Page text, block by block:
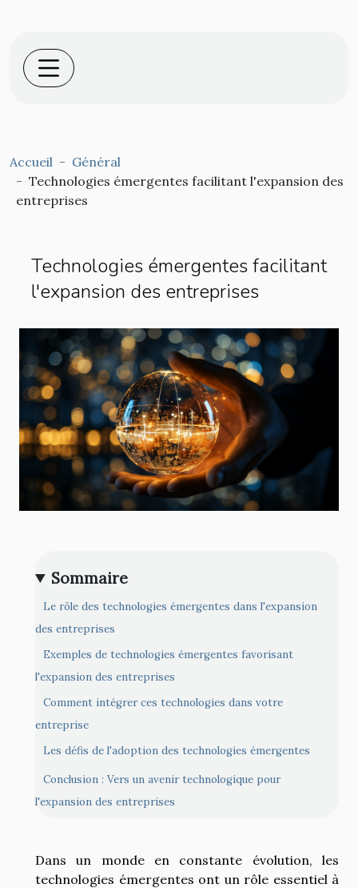
Accueil
Général
Technologies émergentes facilitant l'expansion des
entreprises
Technologies émergentes facilitant
l'expansion des entreprises
Sommaire
Le rôle des technologies émergentes dans l'expansion
des entreprises
Exemples de technologies émergentes favorisant
l'expansion des entreprises
Comment intégrer ces technologies dans votre
entreprise
Les défis de l'adoption des technologies émergentes
Conclusion : Vers un avenir technologique pour
l'expansion des entreprises
Dans un monde en constante évolution, les
technologies émergentes ont un rôle essentiel à